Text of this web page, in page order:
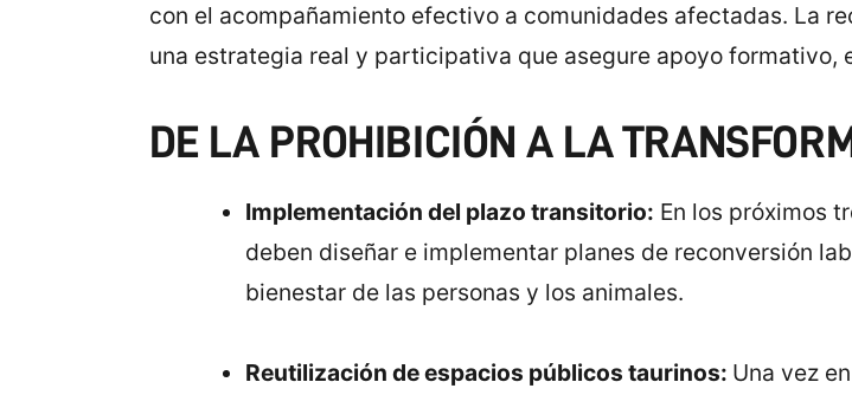
con el acompañamiento efectivo a comunidades afectadas. La
una estrategia real y participativa que asegure apoyo formativo,
DE LA PROHIBICIÓN A LA
Implementación del plazo transitorio: En los próximos
deben diseñar e implementar planes de reconversión
bienestar de las personas y los animales.
Reutilización de espacios públicos taurinos: Una vez